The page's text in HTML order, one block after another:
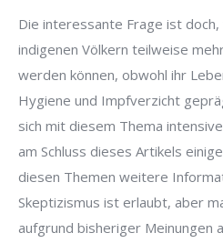
Die interessante Frage ist doch,
indigenen Völkern teilweise
werden können, obwohl ihr
Hygiene und Impfverzicht
sich mit diesem Thema
am Schluss dieses Artikels
diesen Themen weitere
Skeptizismus ist erlaubt, aber
aufgrund bisheriger Meinungen